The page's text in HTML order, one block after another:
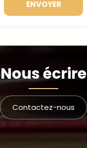
Nous écrire
Contactez-nous